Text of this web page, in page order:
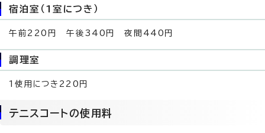
宿泊室（1室につき）
午前220円 午後340円 夜間440円
調理室
1使用につき220円
テニスコートの使用料